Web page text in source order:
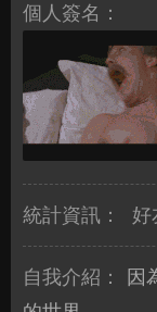
個人簽名：
統計資訊： 好
自我介紹：
因